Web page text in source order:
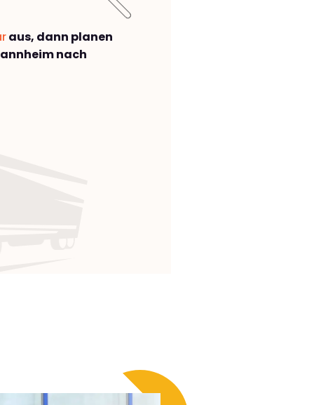
aus, dann planen
nach